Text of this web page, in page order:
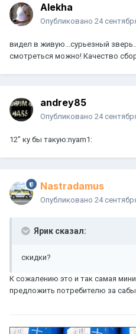
Alekha
Опубликовано 24
видел в живую...сурьезный
смотреться можно! Качество
andrey85
Опубликовано 24
12" ку бы такую:nyam1:
Nastradamus
Опубликовано 24
Ярик сказал:
скидки?
К сожалению это и так самая
предложить потребителю за сабы